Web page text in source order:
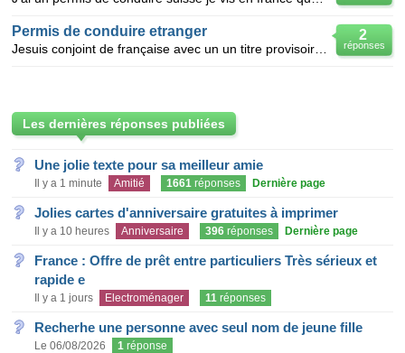
2
réponses
Permis de conduire etranger
Les dernières réponses publiées
Une jolie texte pour sa meilleur amie
Il y a 1 minute Amitié 1661 réponses Dernière page
Jolies cartes d'anniversaire gratuites à imprimer
Il y a 10 heures Anniversaire 396 réponses Dernière page
France : Offre de prêt entre particuliers Très sérieux et
rapide e
Il y a 1 jours Electroménager 11 réponses
Recherhe une personne avec seul nom de jeune fille
Le 06/08/2026 1 réponse